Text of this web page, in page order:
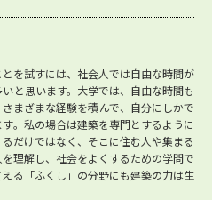
を試すには、社会人では自由な時間が
と思います。大学では、自由な時間も
まざまな経験を積んで、自分にしかで
。私の場合は建築を専門とするように
だけではなく、そこに住む人や集まる
理解し、社会をよくするための学問で
る「ふくし」の分野にも建築の力は生